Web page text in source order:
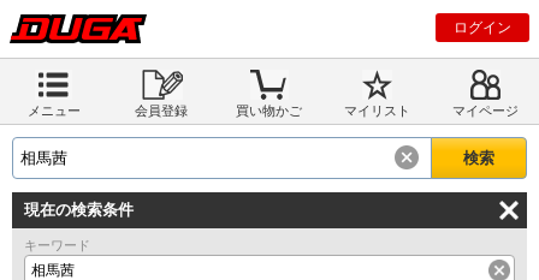
ログイン
メニュー 会員登録 買い物かご マイリスト マイページ
現在の検索条件
キーワード
相馬茜